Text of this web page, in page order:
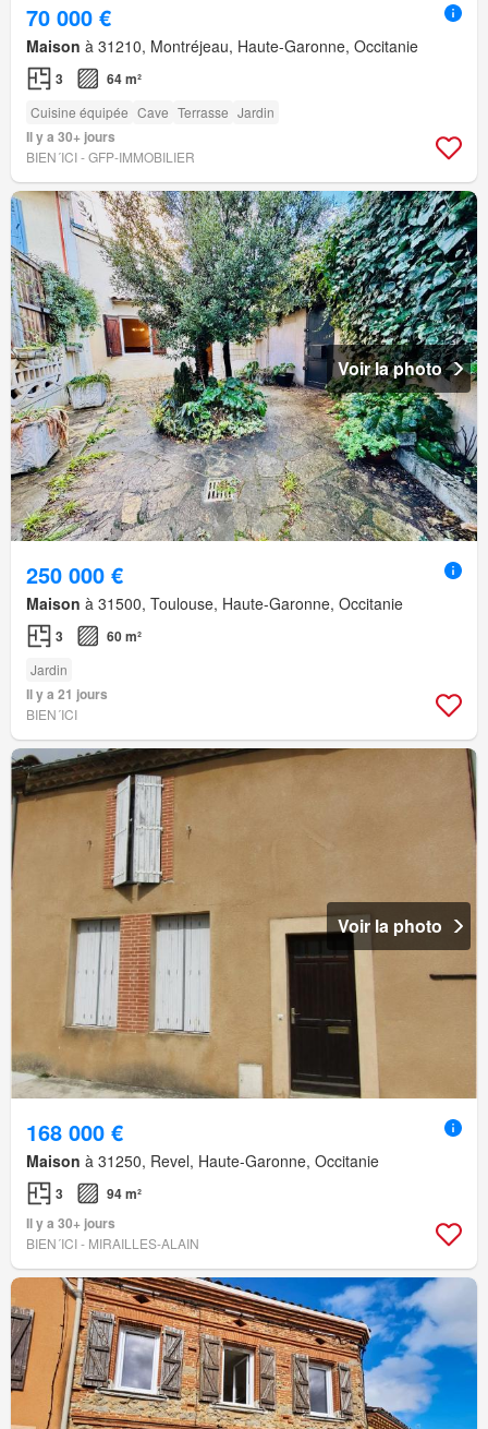
70 000 €
Maison à 31210, Montréjeau, Haute-Garonne, Occitanie
3 64 m²
Cuisine équipée Cave Terrasse Jardin
Il y a 30+ jours
BIEN´ICI - GFP-IMMOBILIER
Voir la photo
250 000 €
Maison à 31500, Toulouse, Haute-Garonne, Occitanie
3 60 m²
Jardin
Il y a 21 jours
BIEN´ICI
Voir la photo
168 000 €
Maison à 31250, Revel, Haute-Garonne, Occitanie
3
94 m²
Il y a 30+ jours
BIEN´ICI - MIRAILLES-ALAIN